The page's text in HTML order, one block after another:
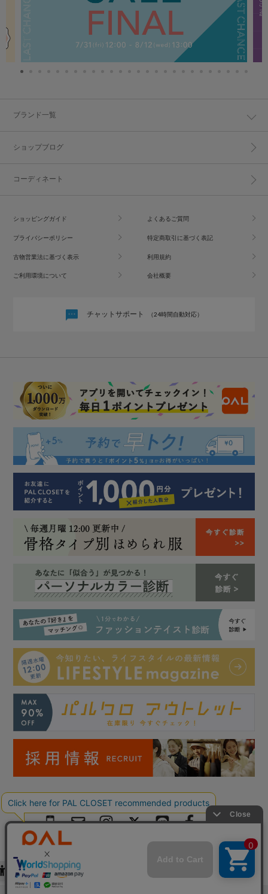
ブランド一覧
ショップブログ
コーディネート
ショッピングガイド よくあるご質問
プライバシーポリシー 特定商取引に基づく表記
古物営業法に基づく表示 利用規約
ご利用環境について 会社概要
チャットサポート （24時間自動対応）